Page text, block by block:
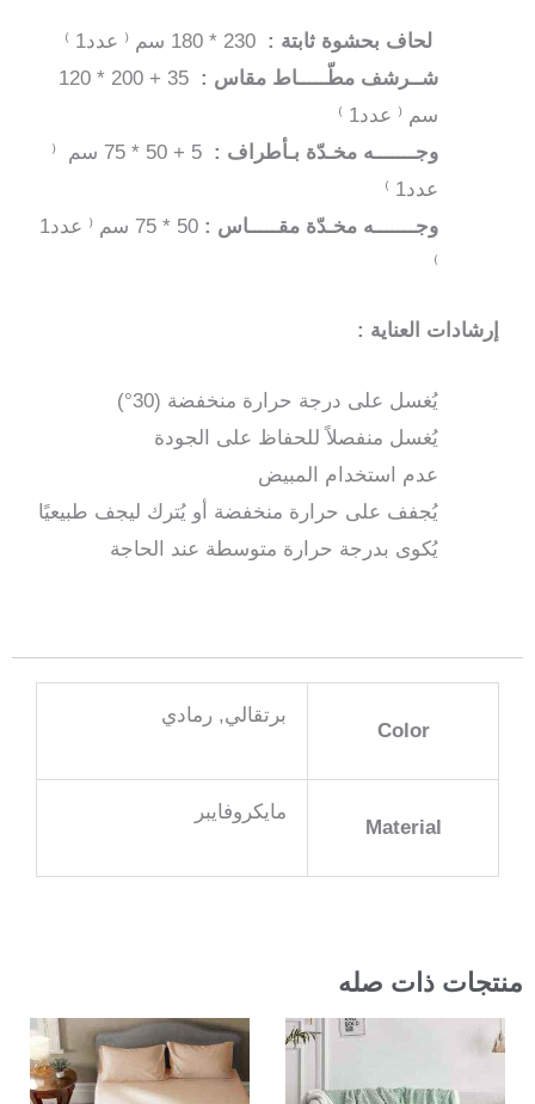
لحاف بحشوة ثابتة :
شــرشف مطّـــــاط مقاس :
35 + 200 * 120
سم ⁽ عدد1 ⁾
وجـــــــه مخـدّة بـأطراف :
5 + 50 * 75 سم ⁽
عدد1 ⁾
وجـــــــه مخـدّة مقـــــاس :
50 * 75 سم ⁽ عدد1
⁾
إرشادات العناية :
يُغسل على درجة حرارة منخفضة (30°)
يُغسل منفصلاً للحفاظ على الجودة
عدم استخدام المبيض
يُجفف على حرارة منخفضة أو يُترك ليجف طبيعيًا
يُكوى بدرجة حرارة متوسطة عند الحاجة
Color
برتقالي, رمادي
Material
مايكروفايبر
منتجات ذات صله